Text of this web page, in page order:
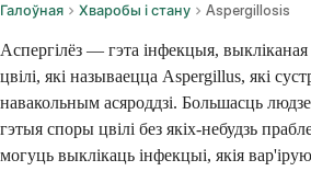
Галоўная Хваробы і стану Aspergillosis
Аспергілёз — гэта інфекцыя,
цвілі, які называецца Aspergillus, які
навакольным асяроддзі. Большасць
гэтыя споры цвілі без якіх-небудзь
могуць выклікаць інфекцыі, якія